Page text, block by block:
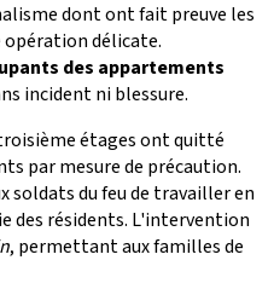
dont ont fait preuve les
délicate.
des appartements
incident ni blessure.
étages ont quitté
par mesure de précaution.
soldats du feu de travailler en
des résidents. L'intervention
, permettant aux familles de